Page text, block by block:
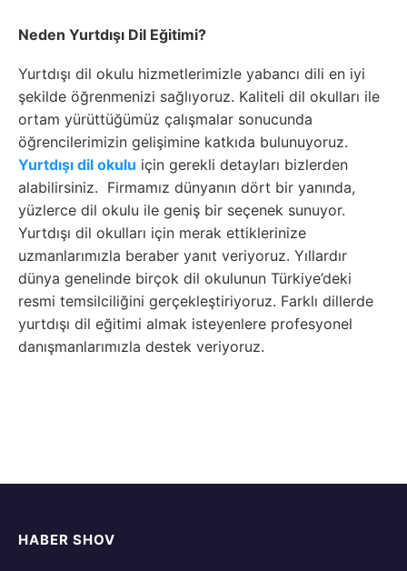
Neden Yurtdışı Dil Eğitimi?
Yurtdışı dil okulu hizmetlerimizle yabancı dili en iyi
şekilde öğrenmenizi sağlıyoruz. Kaliteli dil okulları ile
ortam yürüttüğümüz çalışmalar sonucunda
öğrencilerimizin gelişimine katkıda bulunuyoruz.
Yurtdışı dil okulu için gerekli detayları bizlerden
alabilirsiniz. Firmamız dünyanın dört bir yanında,
yüzlerce dil okulu ile geniş bir seçenek sunuyor.
Yurtdışı dil okulları için merak ettiklerinize
uzmanlarımızla beraber yanıt veriyoruz. Yıllardır
dünya genelinde birçok dil okulunun Türkiye’deki
resmi temsilciliğini gerçekleştiriyoruz. Farklı dillerde
yurtdışı dil eğitimi almak isteyenlere profesyonel
danışmanlarımızla destek veriyoruz.
HABER SHOV